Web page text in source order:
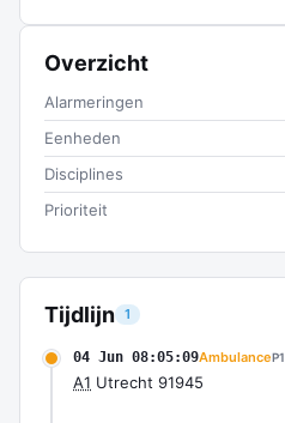
Tijdlijn 1
04 Jun 08:05:09AmbulanceP1
A1 Utrecht 91945
Overzicht
Alarmeringen
Eenheden
Disciplines
Prioriteit